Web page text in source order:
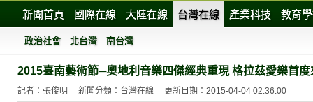
新聞首頁 國際在線 大陸在線 台灣在線 產業科技 教育
政治社會 北台灣 南台灣
2015臺南藝術節─奧地利音樂四傑經典重現 格拉茲愛樂首度
記者：張俊明 新聞分類：台灣在線 更新日期：2015-04-04 02:36:00